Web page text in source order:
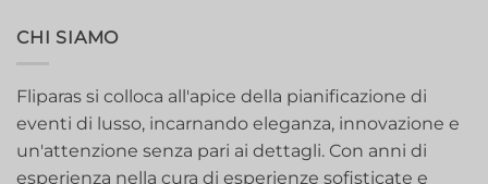
CHI SIAMO
Fliparas si colloca all'apice della pianificazione di
eventi di lusso, incarnando eleganza, innovazione e
un'attenzione senza pari ai dettagli. Con anni di
esperienza nella cura di esperienze sofisticate e